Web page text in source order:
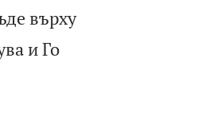
върху
и Го